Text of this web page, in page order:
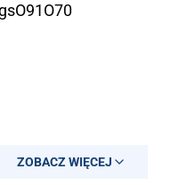
ZOBACZ WIĘCEJ